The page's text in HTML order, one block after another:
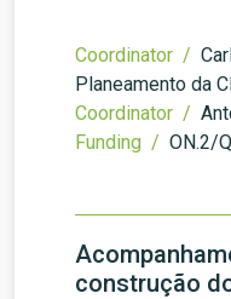
Coordinator /
Planeamento da
Coordinator /
Funding / ON.2/
construção